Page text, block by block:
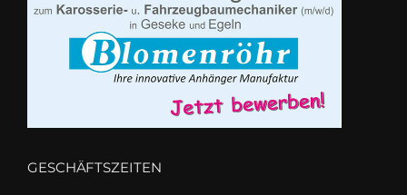
GESCHÄFTSZEITEN